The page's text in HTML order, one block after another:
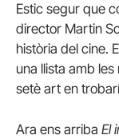
Estic segur que
director Martin
història del cine.
una llista amb les
setè art en
Ara ens arriba El